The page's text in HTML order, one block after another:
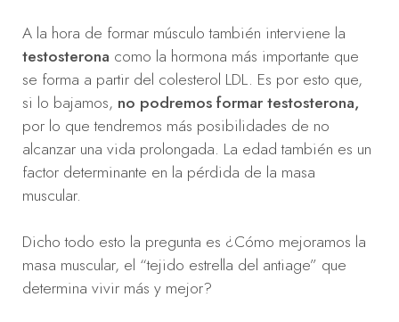
A la hora de formar músculo también interviene la
testosterona como la hormona más importante que
se forma a partir del colesterol LDL. Es por esto que,
si lo bajamos, no podremos formar testosterona,
por lo que tendremos más posibilidades de no
alcanzar una vida prolongada. La edad también es un
factor determinante en la pérdida de la masa
muscular.
Dicho todo esto la pregunta es ¿Cómo mejoramos la
masa muscular, el “tejido estrella del antiage” que
determina vivir más y mejor?